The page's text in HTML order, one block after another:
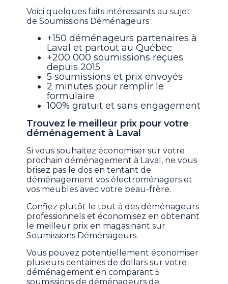
Voici quelques faits intéressants au sujet
de Soumissions Déménageurs :
+150 déménageurs partenaires à
Laval et partout au Québec
+200 000 soumissions reçues
depuis 2015
5 soumissions et prix envoyés
2 minutes pour remplir le
formulaire
100% gratuit et sans engagement
Trouvez le meilleur prix pour votre
déménagement à Laval
Si vous souhaitez économiser sur votre
prochain déménagement à Laval, ne vous
brisez pas le dos en tentant de
déménagement vos électroménagers et
vos meubles avec votre beau-frère.
Confiez plutôt le tout à des déménageurs
professionnels et économisez en obtenant
le meilleur prix en magasinant sur
Soumissions Déménageurs.
Vous pouvez potentiellement économiser
plusieurs centaines de dollars sur votre
déménagement en comparant 5
soumissions de déménageurs de